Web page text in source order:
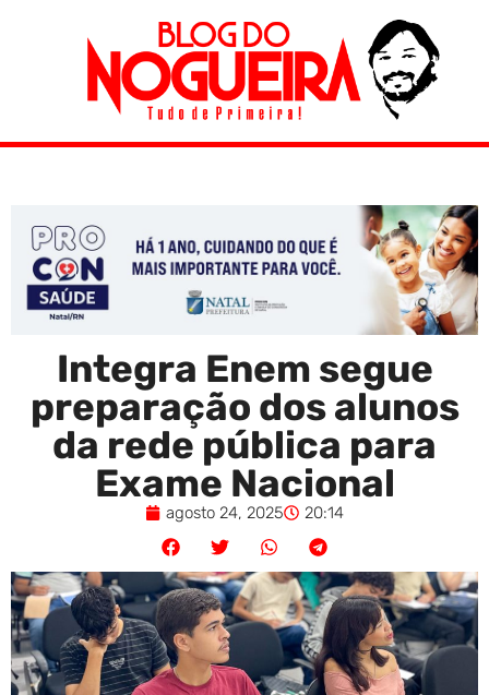
Integra Enem segue
preparação dos alunos
da rede pública para
Exame Nacional
agosto 24, 2025 20:14